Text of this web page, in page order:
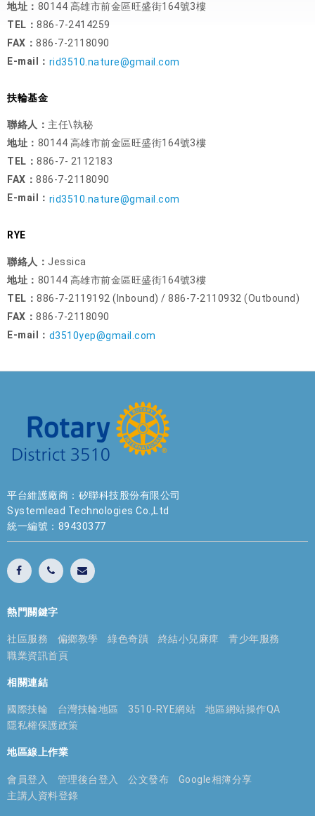
地址： 80144 高雄市前金區旺盛街164號3樓
TEL： 886-7-2414259
FAX： 886-7-2118090
E-mail： rid3510.nature@gmail.com
扶輪基金
聯絡人： 主任\執秘
地址： 80144 高雄市前金區旺盛街164號3樓
TEL： 886-7- 2112183
FAX： 886-7-2118090
E-mail： rid3510.nature@gmail.com
RYE
聯絡人： Jessica
地址： 80144 高雄市前金區旺盛街164號3樓
TEL： 886-7-2119192 (Inbound) / 886-7-2110932 (Outbound)
FAX： 886-7-2118090
E-mail： d3510yep@gmail.com
平台維護廠商：矽聯科技股份有限公司
Systemlead Technologies Co.,Ltd
統一編號：89430377
熱門關鍵字
社區服務 偏鄉教學 綠色奇蹟 終結小兒麻痺
青少年服務
職業資訊首頁
相關連結
國際扶輪 台灣扶輪地區 3510-RYE網站
地區網站操作QA
隱私權保護政策
地區線上作業
會員登入 管理後台登入 公文發布
Google相簿分享
主講人資料登錄